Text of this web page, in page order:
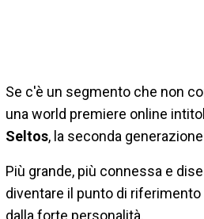
Se c'è un segmento che non
una world premiere online
Seltos, la seconda
Più grande, più connessa e
diventare il punto di
dalla forte personalità.